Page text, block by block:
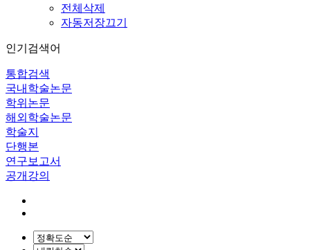
전체삭제
자동저장끄기
인기검색어
통합검색
국내학술논문
학위논문
해외학술논문
학술지
단행본
연구보고서
공개강의